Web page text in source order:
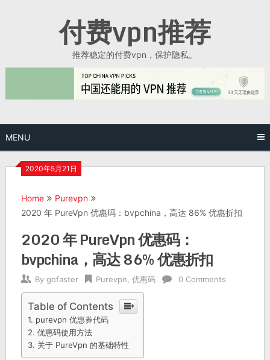
付费vpn推荐
推荐稳定的付费vpn，保护隐私。
MENU
2020年5月21日
Home
Purevpn
2020 年 PureVpn 优惠码：bvpchina，高达 86% 优惠折扣
2020 年 PureVpn 优惠码：
bvpchina，高达 86% 优惠折扣
By gofaster Purevpn 优惠码 0 Comments
Table of Contents
purevpn 优惠券代码
优惠码使用方法
关于 PureVpn 的基础特性